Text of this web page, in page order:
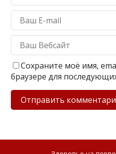
Сохраните моё имя,
браузере для